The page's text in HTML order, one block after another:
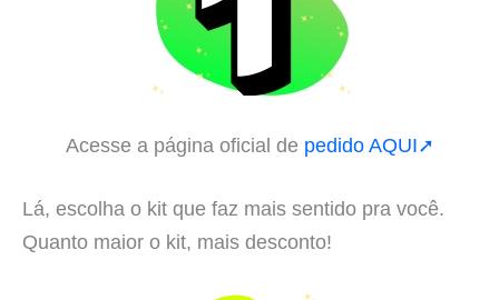
Acesse a página oficial de pedido AQUI➚
Lá, escolha o kit que faz mais sentido pra você.
Quanto maior o kit, mais desconto!